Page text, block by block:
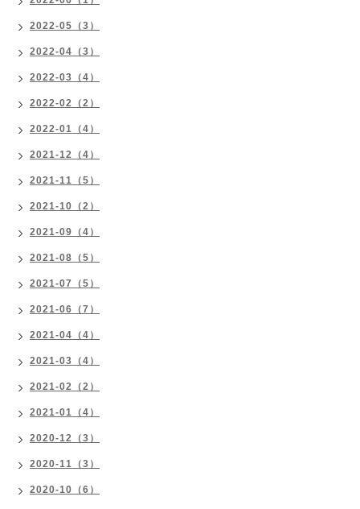
2022-05（3）
2022-04（3）
2022-03（4）
2022-02（2）
2022-01（4）
2021-12（4）
2021-11（5）
2021-10（2）
2021-09（4）
2021-08（5）
2021-07（5）
2021-06（7）
2021-04（4）
2021-03（4）
2021-02（2）
2021-01（4）
2020-12（3）
2020-11（3）
2020-10（6）